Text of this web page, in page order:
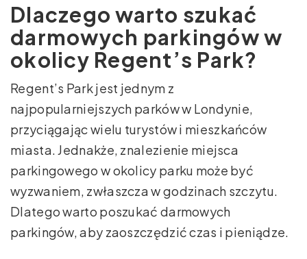
Dlaczego warto szukać
darmowych parkingów w
okolicy Regent’s Park?
Regent’s Park jest jednym z
najpopularniejszych parków w Londynie,
przyciągając wielu turystów i mieszkańców
miasta. Jednakże, znalezienie miejsca
parkingowego w okolicy parku może być
wyzwaniem, zwłaszcza w godzinach szczytu.
Dlatego warto poszukać darmowych
parkingów, aby zaoszczędzić czas i pieniądze.